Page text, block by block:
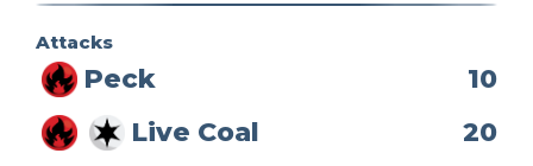
Attacks
Peck
10
Live Coal
20